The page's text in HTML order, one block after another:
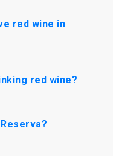
red wine in
red wine?